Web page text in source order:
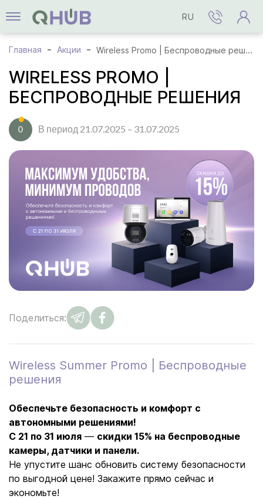
RU
Главная Акции Wireless Promo | Беспроводные решения
WIRELESS PROMO |
БЕСПРОВОДНЫЕ РЕШЕНИЯ
0 В период 21.07.2025 – 31.07.2025
Поделиться:
Wireless Summer Promo | Беспроводные
решения
Обеспечьте безопасность и комфорт с
автономными решениями!
С 21 по 31 июля — скидки 15% на беспроводные
камеры, датчики и панели.
Не упустите шанс обновить систему безопасности
по выгодной цене! Закажите прямо сейчас и
экономьте!